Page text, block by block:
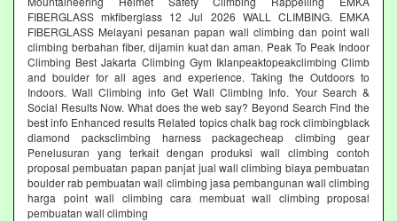
FIBERGLASS mkfiberglass 12 Jul 2026 WALL CLIMBING. EMKA
FIBERGLASS Melayani pesanan papan wall climbing dan point wall
climbing berbahan fiber, dijamin kuat dan aman. Peak To Peak Indoor
Climbing Best Jakarta Climbing Gym‎ Iklanpeaktopeakclimbing Climb
and boulder for all ages and experience. Taking the Outdoors to
Indoors. Wall Climbing‎ info Get Wall Climbing Info. Your Search &
Social Results Now. What does the web say? Beyond Search Find the
best info Enhanced results Related topics chalk bag rock climbingblack
diamond packsclimbing harness packagecheap climbing gear
Penelusuran yang terkait dengan produksi wall climbing contoh
proposal pembuatan papan panjat jual wall climbing biaya pembuatan
boulder rab pembuatan wall climbing jasa pembangunan wall climbing
harga point wall climbing cara membuat wall climbing proposal
pembuatan wall climbing